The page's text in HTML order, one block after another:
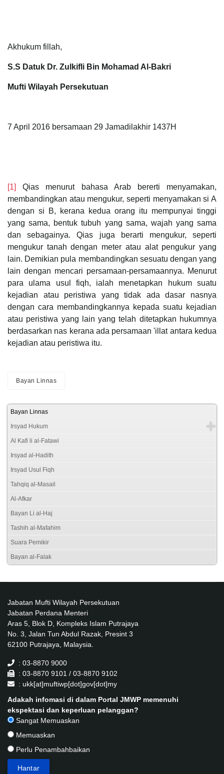
Akhukum fillah,
S.S Datuk Dr. Zulkifli Bin Mohamad Al-Bakri
Mufti Wilayah Persekutuan
7 April 2016 bersamaan 29 Jamadilakhir 1437H
[1]
Qias menurut bahasa Arab bererti menyamakan,
membandingkan atau mengukur, seperti menyamakan si A
dengan si B, kerana kedua orang itu mempunyai tinggi
yang sama, bentuk tubuh yang sama, wajah yang sama
dan sebagainya. Qias juga berarti mengukur, seperti
mengukur tanah dengan meter atau alat pengukur yang
lain. Demikian pula membandingkan sesuatu dengan yang
lain dengan mencari persamaan-persamaannya. Menurut
para ulama usul fiqh, ialah menetapkan hukum suatu
kejadian atau peristiwa yang tidak ada dasar nasnya
dengan cara membandingkannya kepada suatu kejadian
atau peristiwa yang lain yang telah ditetapkan hukumnya
berdasarkan nas kerana ada persamaan 'illat antara kedua
kejadian atau peristiwa itu.
Bayan Linnas
Bayan Linnas
Irsyad Hukum
Al Kafi li al-Fatawi
Irsyad al-Hadith
Irsyad Usul Fiqh
Tahqiq al-Masail
Al-Afkar
Bayan Li al-Haj
Tashih al-Mafahim
Suara Pemikir
Bayan al-Falak
Jabatan Mufti Wilayah Persekutuan
Jabatan Perdana Menteri
Aras 5, Blok D, Kompleks Islam Putrajaya
No. 3, Jalan Tun Abdul Razak, Presint 3
62100 Putrajaya, Malaysia.
: 03-8870 9000
: 03-8870 9101 / 03-8870 9102
: ukk[at]muftiwp[dot]gov[dot]my
Adakah infomasi di dalam Portal JMWP memenuhi
ekspektasi dan keperluan pelanggan?
Sangat Memuaskan
Memuaskan
Perlu Penambahbaikan